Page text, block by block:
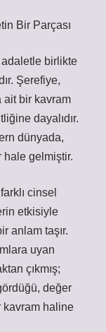
Bir Parçası
birlikte
Şerefiye,
ait bir kavram
dayalıdır.
dünyada,
hale gelmiştir.
cinsel
etkisiyle
anlam taşır.
uyan
çıkmış;
değer
kavram haline